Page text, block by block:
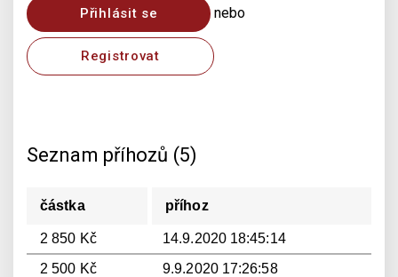
Přihlásit se nebo
Registrovat
Seznam příhozů (5)
částka příhoz
2 850 Kč
14.9.2020 18:45:14
2 500 Kč
9.9.2020 17:26:58